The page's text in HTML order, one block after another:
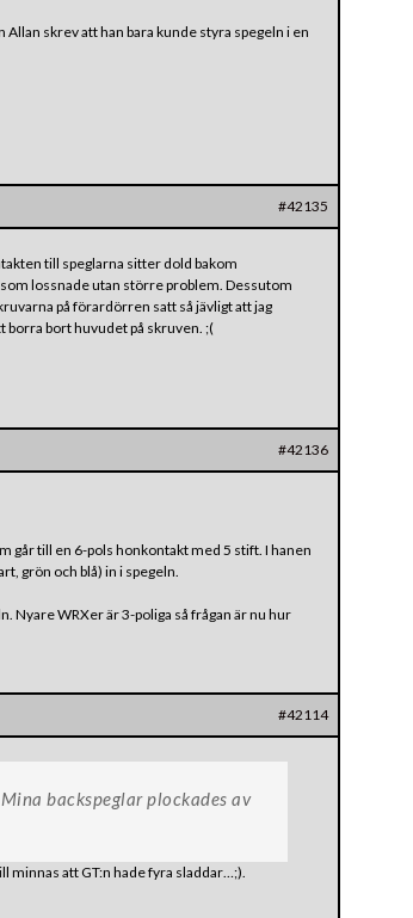
Allan skrev att han bara kunde styra spegeln i en
#42135
till speglarna sitter dold bakom
lossnade utan större problem. Dessutom
på förardörren satt så jävligt att jag
borra bort huvudet på skruven. ;(
#42136
går till en 6-pols honkontakt med 5 stift. I hanen
grön och blå) in i spegeln.
Nyare WRXer är 3-poliga så frågan är nu hur
#42114
backspeglar plockades av
minnas att GT:n hade fyra sladdar…;).